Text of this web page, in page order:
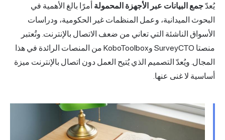
يُعدّجمع البيانات عبر الأجهزة المحمولةأمرًا بالغ الأهمية في
البحوث الميدانية، وعمل المنظمات غير الحكومية، ودراسات
الأسواق الناشئة التي تعاني من ضعف الاتصال بالإنترنت. وتُعتبر
منصتا SurveyCTO وKoboToolbox من المنصات الرائدة في هذا
المجال. ويُعدّ التصميم الذي يُتيح العمل دون اتصال بالإنترنت ميزة
أساسية لا غنى عنها.